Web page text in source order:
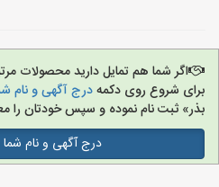
اگر شما هم تمایل دارید محصولات
برای شروع روی دکمهدرج آگهی و نام
بذر» ثبت نام نموده و سپس خودتان را
درج آگهی و نام